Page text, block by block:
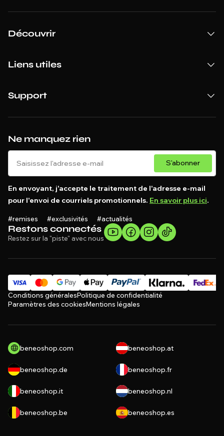
Restons connectés
Restez sur la "piste" avec nous
Ne manquez rien
S'abonner
En envoyant, j'accepte le traitement de l'adresse e-mail
pour l'envoi de courriels promotionnels. En savoir plus ici.
#remises #exclusivités #actualités
Découvrir
Liens utiles
Support
Conditions généralesPolitique de confidentialité
Paramètres des cookiesMentions légales
beneoshop.com beneoshop.at
beneoshop.de beneoshop.fr
beneoshop.it beneoshop.nl
beneoshop.be beneoshop.es